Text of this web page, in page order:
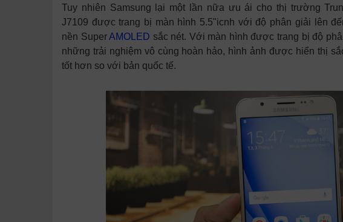
Tuy nhiên Samsung lại một lần nữa ưu ái cho thị trường
J7109 được trang bị màn hình 5.5"icnh với độ phân giải lên
nền SuperAMOLED sắc nét. Với màn hình được trang bị độ
những trải nghiệm vô cùng hoàn hảo, hình ảnh được hiển thị
tốt hơn so với bản quốc tế.